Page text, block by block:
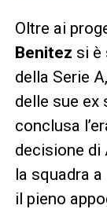
Oltre ai
Benitez si è
della Serie
delle sue ex
conclusa
decisione di
la squadra
il pieno